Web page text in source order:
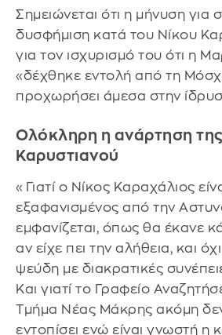
Σημειώνεται ότι η μήνυση για
δυσφήμιση κατά του Νίκου
για τον ισχυρισμό του ότι η
«δέχθηκε εντολή από τη
προχωρήσει άμεσα στην
Ολόκληρη η ανάρτηση
Καρυστιανού
«Γιατί ο Νίκος Καραχάλιος
εξαφανισμένος από την
εμφανίζεται, όπως θα έκανε
αν είχε πει την αλήθεια, και
ψεύδη με διακρατικές
Και γιατί το Γραφείο
Τμήμα Νέας Μάκρης ακόμη δεν
εντοπίσει ενώ είναι γνωστή η